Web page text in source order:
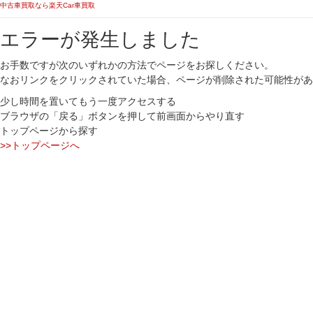
中古車買取なら楽天Car車買取
エラーが発生しました
お手数ですが次のいずれかの方法でページをお探しください。
なおリンクをクリックされていた場合、ページが削除された可能性が
少し時間を置いてもう一度アクセスする
ブラウザの「戻る」ボタンを押して前画面からやり直す
トップページから探す
>>トップページへ